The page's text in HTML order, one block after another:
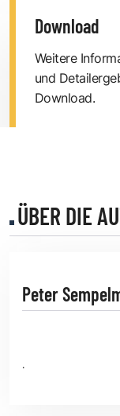
Download
Weitere
und
Download.
ÜBER DIE
Peter
.